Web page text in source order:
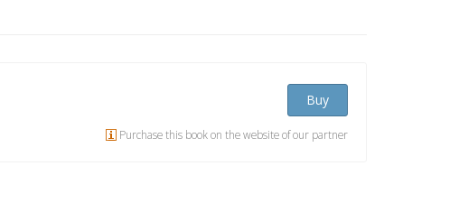
Buy
Purchase this book on the website of our partner